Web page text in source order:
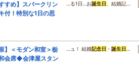
すめ】スパークリン
付！特別な1日の思
…る1日…お誕生日 、結婚記…
】＜モダン和室＞栃
会席◆会津屋スタン
…ュ！ 結婚記念日 ・誕生日 …